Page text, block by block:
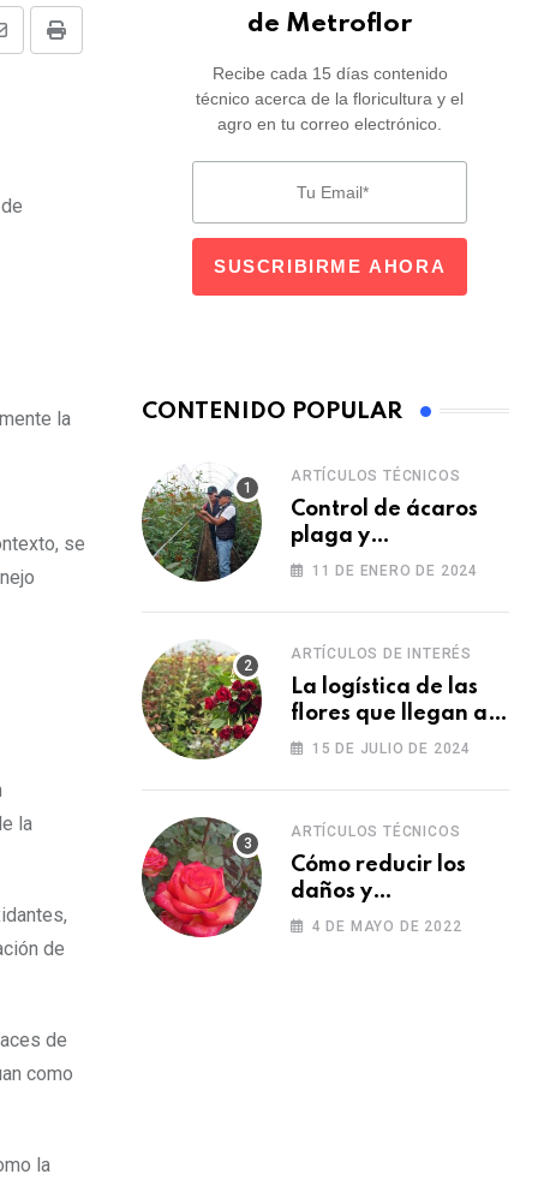
Print
la
se
la
de
de
como
la
de Metroflor
Recibe cada 15 días contenido
técnico acerca de la floricultura y el
agro en tu correo electrónico.
CONTENIDO POPULAR
ARTÍCULOS TÉCNICOS
Control de ácaros
plaga y
fortalecimiento de
11 DE ENERO DE 2024
ARTÍCULOS DE INTERÉS
La logística de las
flores que llegan a
los Estados Unidos
15 DE JULIO DE 2024
ARTÍCULOS TÉCNICOS
Cómo reducir los
daños y
afectaciones
4 DE MAYO DE 2022